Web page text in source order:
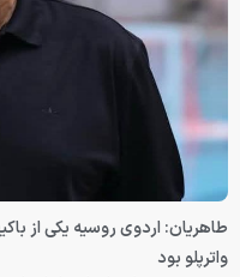
طاهریان: اردوی روسیه یکی از
واترپلو بود